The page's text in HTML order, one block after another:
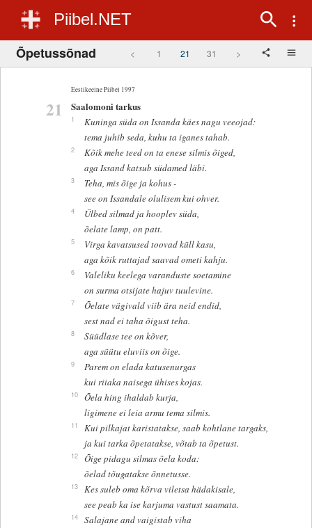
Piibel.NET
Õpetussõnad < 1 21 31 >
Eestikeelne Piibel 1997
21 Saalomoni tarkus
1
Kuninga süda on Issanda käes nagu veeojad:
tema juhib seda, kuhu ta iganes tahab.
2
Kõik mehe teed on ta enese silmis õiged,
aga Issand katsub südamed läbi.
3
Teha, mis õige ja kohus -
see on Issandale olulisem kui ohver.
4
Ülbed silmad ja hooplev süda,
õelate lamp, on patt.
5
Virga kavatsused toovad küll kasu,
aga kõik ruttajad saavad ometi kahju.
6
Valeliku keelega varanduste soetamine
on surma otsijate hajuv tuulevine.
7
Õelate vägivald viib ära neid endid,
sest nad ei taha õigust teha.
8
Süüdlase tee on kõver,
aga süütu eluviis on õige.
9
Parem on elada katusenurgas
kui riiaka naisega ühises kojas.
10
Õela hing ihaldab kurja,
ligimene ei leia armu tema silmis.
11
Kui pilkajat karistatakse, saab kohtlane targaks,
ja kui tarka õpetatakse, võtab ta õpetust.
12
Õige pidagu silmas õela koda:
õelad tõugatakse õnnetusse.
13
Kes suleb oma kõrva viletsa hädakisale,
see peab ka ise karjuma vastust saamata.
14
Salajane and vaigistab viha